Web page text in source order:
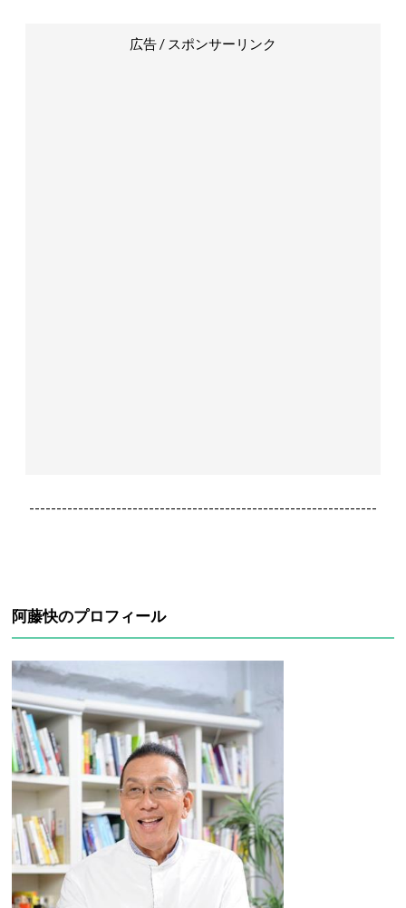
広告 / スポンサーリンク
----------------------------------------------------------------
阿藤快のプロフィール